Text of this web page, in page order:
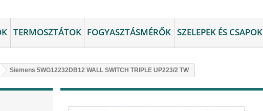
TERMOSZTÁTOK FOGYASZTÁSMÉRŐK SZELEPEK ÉS CSAPOK
Siemens 5WG12232DB12 WALL SWITCH TRIPLE UP223/2 TW